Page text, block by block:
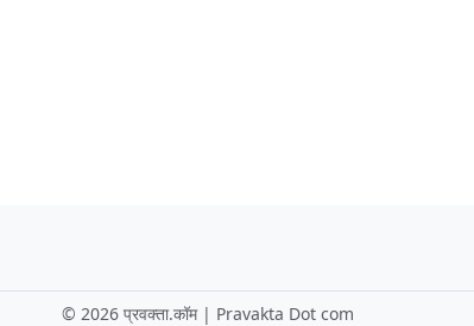
© 2026 प्रवक्ता.कॉम | Pravakta Dot com